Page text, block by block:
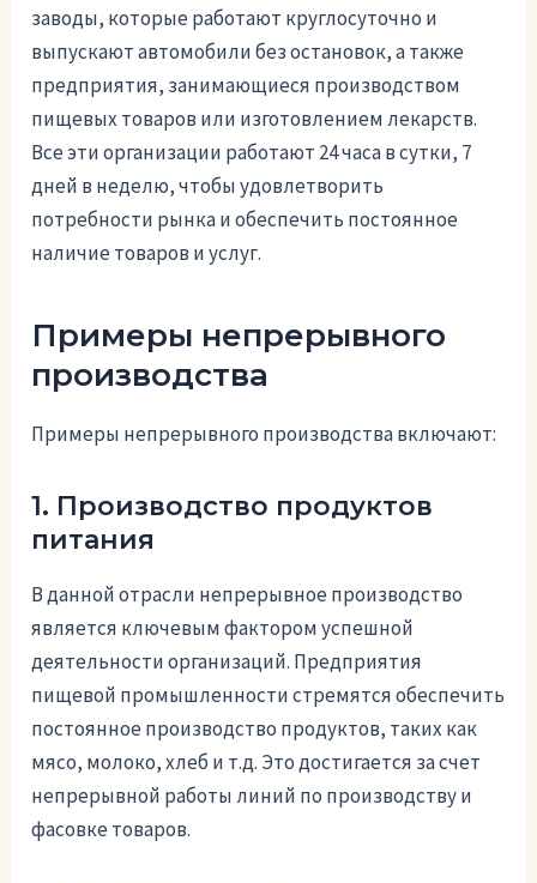
заводы, которые работают круглосуточно и
выпускают автомобили без остановок, а также
предприятия, занимающиеся производством
пищевых товаров или изготовлением лекарств.
Все эти организации работают 24 часа в сутки, 7
дней в неделю, чтобы удовлетворить
потребности рынка и обеспечить постоянное
наличие товаров и услуг.
Примеры непрерывного
производства
Примеры непрерывного производства включают:
1. Производство продуктов
питания
В данной отрасли непрерывное производство
является ключевым фактором успешной
деятельности организаций. Предприятия
пищевой промышленности стремятся обеспечить
постоянное производство продуктов, таких как
мясо, молоко, хлеб и т.д. Это достигается за счет
непрерывной работы линий по производству и
фасовке товаров.